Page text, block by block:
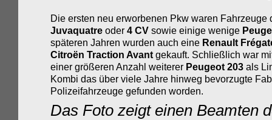
Die ersten neu erworbenen Pkw waren Fahrzeuge
Juvaquatre oder 4 CV sowie einige wenige
späteren Jahren wurden auch eine Renault
Citroën Traction Avant gekauft. Schließlich war
einer größeren Anzahl weiterer Peugeot 203 als
Kombi das über viele Jahre hinweg bevorzugte
Polizeifahrzeuge gefunden worden.
Das Foto zeigt einen Beamten